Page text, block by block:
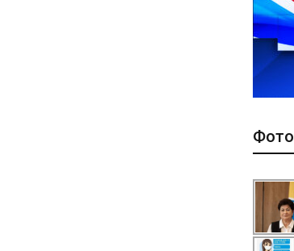
Фото